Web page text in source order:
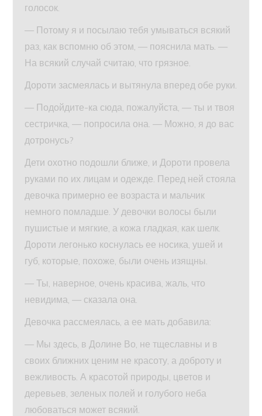
голосок.
— Потому я и посылаю тебя умываться всякий
раз, как вспомню об этом, — пояснила мать. —
На всякий случай считаю, что грязное.
Дороти засмеялась и вытянула вперед обе руки.
— Подойдите-ка сюда, пожалуйста, — ты и твоя
сестричка, — попросила она. — Можно, я до вас
дотронусь?
Дети охотно подошли ближе, и Дороти провела
руками по их лицам и одежде. Перед ней стояла
девочка примерно ее возраста и мальчик
немного помладше. У девочки волосы были
пушистые и мягкие, а кожа гладкая, как шелк.
Дороти легонько коснулась ее носика, ушей и
губ, которые, похоже, были очень изящны.
— Ты, наверное, очень красива, жаль, что
невидима, — сказала она.
Девочка рассмеялась, а ее мать добавила:
— Мы здесь, в Долине Во, не тщеславны и в
своих ближних ценим не красоту, а доброту и
вежливость. А красотой природы, цветов и
деревьев, зеленых полей и голубого неба
любоваться может всякий.